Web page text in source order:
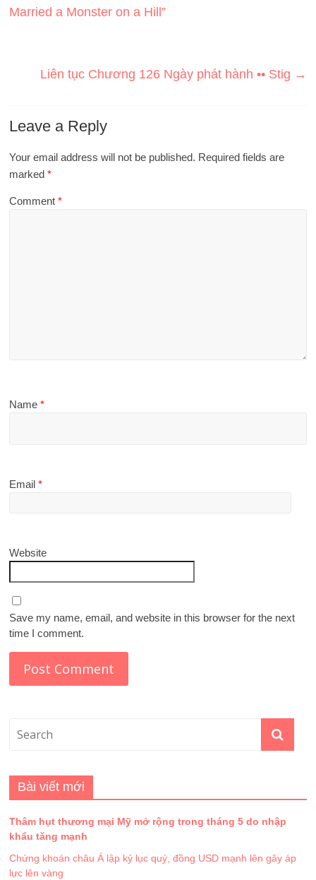
Married a Monster on a Hill”
Liên tục Chương 126 Ngày phát hành •• Stig →
Leave a Reply
Your email address will not be published. Required fields are
marked*
Comment*
Name*
Email*
Website
Save my name, email, and website in this browser for the next
time I comment.
Bài viết mới
Thâm hụt thương mại Mỹ mở rộng trong tháng 5 do nhập
khẩu tăng mạnh
Chứng khoán châu Á lập kỷ lục quý, đồng USD mạnh lên gây áp
lực lên vàng